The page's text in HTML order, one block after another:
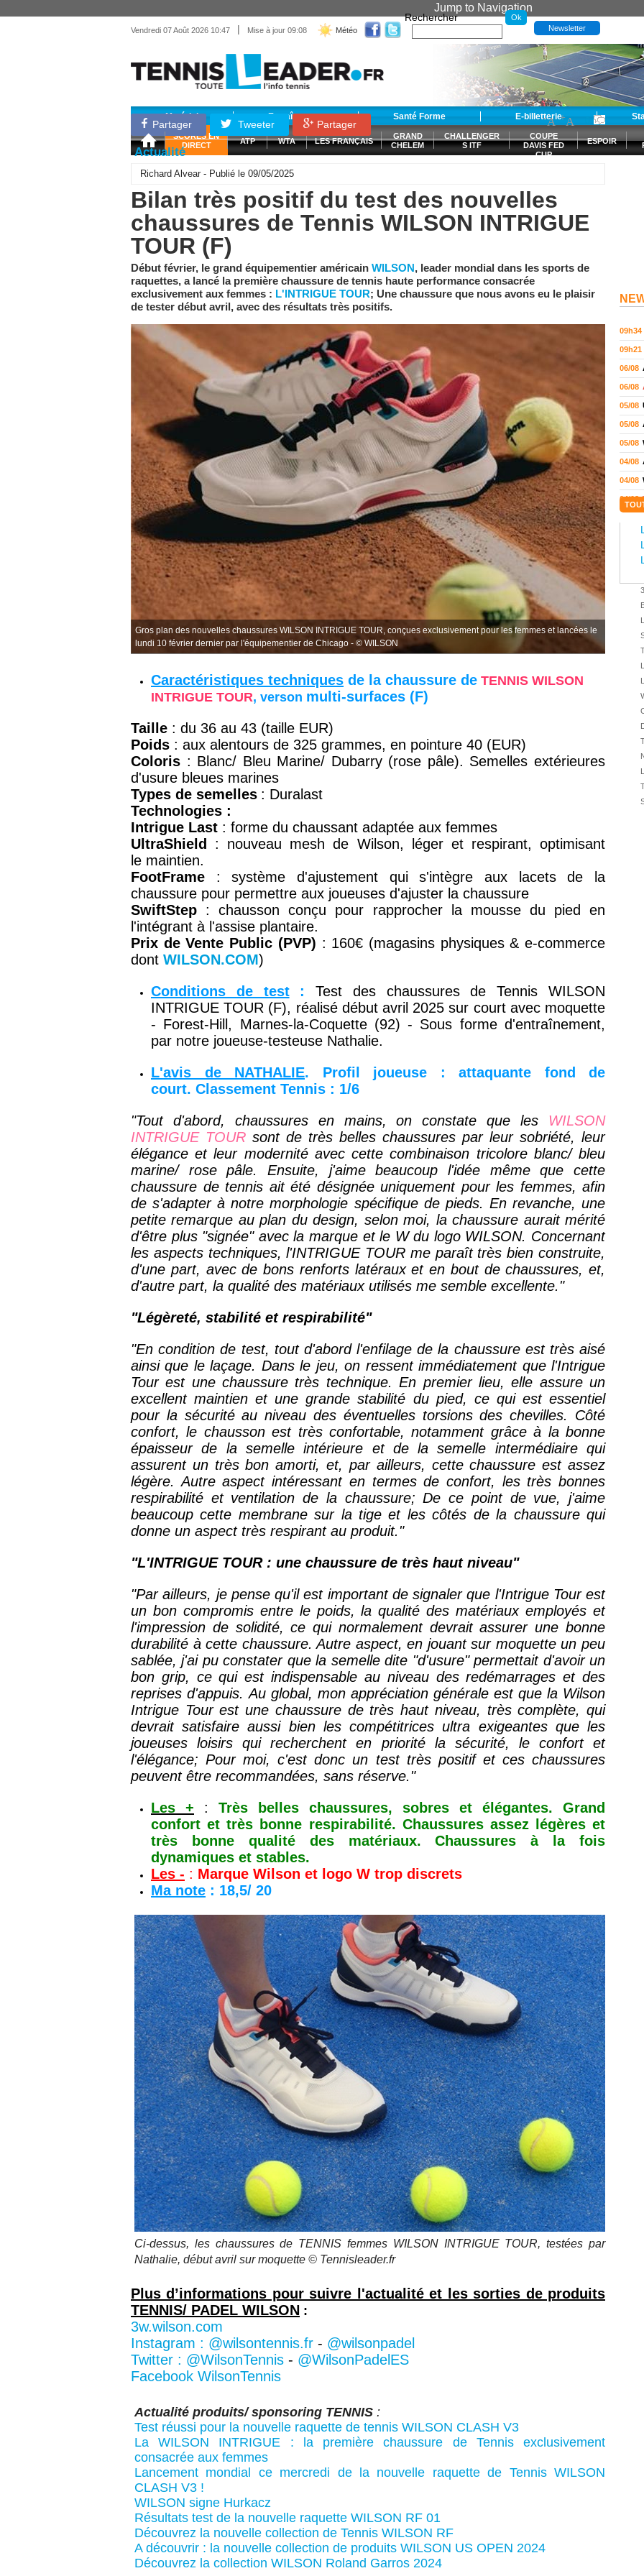
Jump to Navigation
Vendredi 07 Août 2026 10:47 | Mise à jour 09:08 Météo
Rechercher
Newsletter
Matériel Entraînement Santé Forme E-billetterie
SCORES EN
DIRECT
ATP WTA LES FRANÇAIS
GRAND
CHELEM
CHALLENGER
S ITF
COUPE
DAVIS FED
CUP
ESPOIR
Partager Tweeter Partager
-A +A
Actualité
Richard Alvear - Publié le 09/05/2025
Bilan très positif du test des nouvelles
chaussures de Tennis WILSON INTRIGUE
TOUR (F)
Début février, le grand équipementier américain WILSON, leader mondial dans les sports de
raquettes, a lancé la première chaussure de tennis haute performance consacrée
exclusivement aux femmes : L'INTRIGUE TOUR; Une chaussure que nous avons eu le plaisir
de tester début avril, avec des résultats très positifs.
Gros plan des nouvelles chaussures WILSON INTRIGUE TOUR, conçues exclusivement pour les femmes et lancées le
lundi 10 février dernier par l'équipementier de Chicago - © WILSON
Caractéristiques techniques de la chaussure de TENNIS WILSON
INTRIGUE TOUR, verson multi-surfaces (F)
Taille : du 36 au 43 (taille EUR)
Poids : aux alentours de 325 grammes, en pointure 40 (EUR)
Coloris : Blanc/ Bleu Marine/ Dubarry (rose pâle). Semelles extérieures
d'usure bleues marines
Types de semelles : Duralast
Technologies :
Intrigue Last : forme du chaussant adaptée aux femmes
UltraShield
: nouveau mesh de Wilson, léger et respirant, optimisant
le maintien.
FootFrame :
système d'ajustement qui s'intègre aux lacets de la
chaussure pour permettre aux joueuses d'ajuster la chaussure
SwiftStep : chausson conçu pour rapprocher la mousse du pied en
l'intégrant à l'assise plantaire.
Prix de Vente Public (PVP) : 160€ (magasins physiques & e-commerce
dont WILSON.COM)
Conditions de test:Test des chaussures de Tennis WILSON
INTRIGUE TOUR (F), réalisé début avril 2025 sur court avec moquette
- Forest-Hill, Marnes-la-Coquette (92) - Sous forme d'entraînement,
par notre joueuse-testeuse Nathalie.
L'avis de NATHALIE. Profil joueuse : attaquante fond de
court. Classement Tennis : 1/6
"Tout d'abord, chaussures en mains, on constate que les WILSON
INTRIGUE TOUR sont de très belles chaussures par leur sobriété, leur
élégance et leur modernité avec cette combinaison tricolore blanc/ bleu
marine/ rose pâle. Ensuite, j'aime beaucoup l'idée même que cette
chaussure de tennis ait été désignée uniquement pour les femmes, afin
de s'adapter à notre morphologie spécifique de pieds. En revanche, une
petite remarque au plan du design, selon moi, la chaussure aurait mérité
d'être plus "signée" avec la marque et le W du logo WILSON. Concernant
les aspects techniques, l'INTRIGUE TOUR me paraît très bien construite,
d'une part, avec de bons renforts latéraux et en bout de chaussures, et,
d'autre part, la qualité des matériaux utilisés me semble excellente."
"Légèreté, stabilité et respirabilité"
"En condition de test, tout d'abord l'enfilage de la chaussure est très aisé
ainsi que le laçage. Dans le jeu, on ressent immédiatement que l'Intrigue
Tour est une chaussure très technique. En premier lieu, elle assure un
excellent maintien et une grande stabilité du pied, ce qui est essentiel
pour la sécurité au niveau des éventuelles torsions des chevilles. Côté
confort, le chausson est très confortable, notamment grâce à la bonne
épaisseur de la semelle intérieure et de la semelle intermédiaire qui
assurent un très bon amorti, et, par ailleurs, cette chaussure est assez
légère. Autre aspect intéressant en termes de confort, les très bonnes
respirabilité et ventilation de la chaussure; De ce point de vue, j'aime
beaucoup cette membrane sur la tige et les côtés de la chaussure qui
donne un aspect très respirant au produit."
"L'INTRIGUE TOUR : une chaussure de très haut niveau"
"Par ailleurs, je pense qu'il est important de signaler que l'Intrigue Tourest
un bon compromis entre le poids, la qualité des matériaux employés et
l'impression de solidité, ce qui normalement devrait assurer une bonne
durabilité à cette chaussure. Autre aspect, en jouant sur moquette un peu
sablée, j'ai pu constater que la semelle dite "d'usure" permettait d'avoir un
bon grip, ce qui est indispensable au niveau des redémarrages et des
reprises d'appuis.Au global, mon appréciation générale est que la Wilson
Intrigue Tour est une chaussure de très haut niveau, très complète, qui
devrait satisfaire aussi bien les compétitrices ultra exigeantes que les
joueuses loisirs qui recherchent en priorité la sécurité, le confort et
l'élégance; Pour moi, c'est donc un test très positif et ces chaussures
peuvent être recommandées, sans réserve."
Les + : Très belles chaussures, sobres et élégantes. Grand
confort et très bonne respirabilité. Chaussures assez légères et
très bonne qualité des matériaux. Chaussures à la fois
dynamiques et stables.
Les - : Marque Wilson et logo W trop discrets
Ma note : 18,5/ 20
Ci-dessus, les chaussures de TENNIS femmes WILSON INTRIGUE TOUR, testées par
Nathalie, début avril sur moquette © Tennisleader.fr
Plus d’informations pour suivre l'actualité et les sorties de produits
TENNIS/ PADEL WILSON :
3w.wilson.com
Instagram : @wilsontennis.fr - @wilsonpadel
Twitter : @WilsonTennis - @WilsonPadelES
Facebook WilsonTennis
Actualité produits/ sponsoring TENNIS :
Test réussi pour la nouvelle raquette de tennis WILSON CLASH V3
La WILSON INTRIGUE : la première chaussure de Tennis exclusivement
consacrée aux femmes
Lancement mondial ce mercredi de la nouvelle raquette de Tennis WILSON
CLASH V3 !
WILSON signe Hurkacz
Résultats test de la nouvelle raquette WILSON RF 01
Découvrez la nouvelle collection de Tennis WILSON RF
A découvrir : la nouvelle collection de produits WILSON US OPEN 2024
Découvrez la collection WILSON Roland Garros 2024
09h34
09h21
06/08
06/08
05/08
05/08
05/08
04/08
04/08
04/08